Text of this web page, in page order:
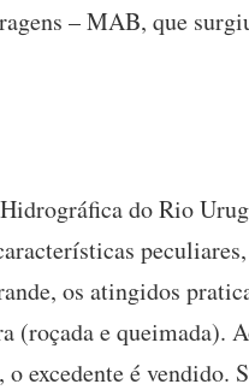
– MAB, que
do Rio
os atingidos
e queimada).
excedente é vendido.